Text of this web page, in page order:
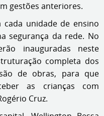
gestões anteriores.
cada unidade de ensino
segurança da rede. No
inauguradas neste
completa dos
de obras, para que
as crianças com
Cruz.